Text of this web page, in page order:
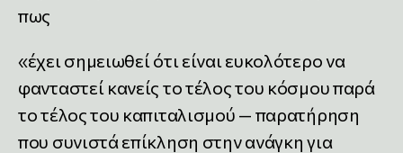
πως
«έχει σημειωθεί ότι είναι ευκολότερο να
φανταστεί κανείς το τέλος του κόσμου παρά
το τέλος του καπιταλισμού — παρατήρηση
που συνιστά επίκληση στην ανάγκη για